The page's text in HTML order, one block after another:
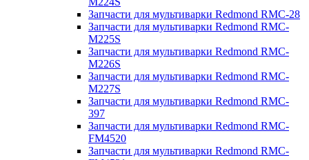
Запчасти для мультиварки Redmond RMC-28
Запчасти для мультиварки Redmond RMC-
M225S
Запчасти для мультиварки Redmond RMC-
M226S
Запчасти для мультиварки Redmond RMC-
M227S
Запчасти для мультиварки Redmond RMC-
397
Запчасти для мультиварки Redmond RMC-
FM4520
Запчасти для мультиварки Redmond RMC-